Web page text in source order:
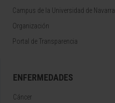
Campus de la Universidad de Navarra
Organización
Portal de Transparencia
ENFERMEDADES
Cáncer